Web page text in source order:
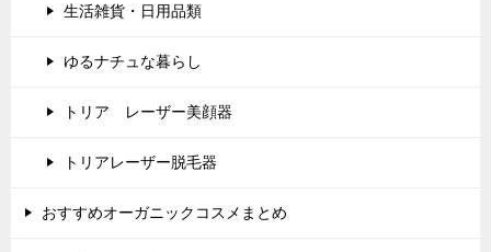
生活雑貨・日用品類
ゆるナチュな暮らし
トリア レーザー美顔器
トリアレーザー脱毛器
おすすめオーガニックコスメまとめ